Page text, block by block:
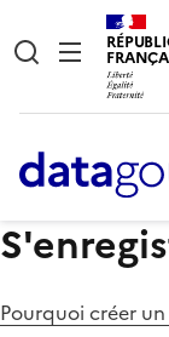
Pourquoi créer